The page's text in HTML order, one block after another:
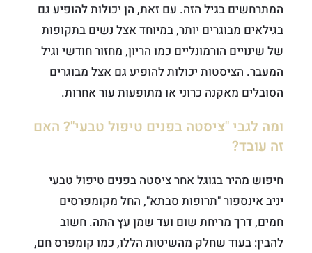
המתרחשים בגיל הזה. עם זאת, הן יכולות להופיע גם
בגילאים מבוגרים יותר, במיוחד אצל נשים בתקופות
של שינויים הורמונליים כמו הריון, מחזור חודשי וגיל
המעבר. הציסטות יכולות להופיע גם אצל מבוגרים
הסובלים מאקנה כרוני או מתופעות עור אחרות.
ומה לגבי "ציסטה בפנים טיפול טבעי"? האם
זה עובד?
חיפוש מהיר בגוגל אחר ציסטה בפנים טיפול טבעי
יניב אינספור "תרופות סבתא", החל מקומפרסים
חמים, דרך מריחת שום ועד שמן עץ התה. חשוב
להבין: בעוד שחלק מהשיטות הללו, כמו קומפרס חם,